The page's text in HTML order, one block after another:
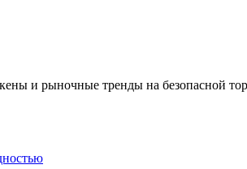
трейдинг
и рыночные тренды на безопасной